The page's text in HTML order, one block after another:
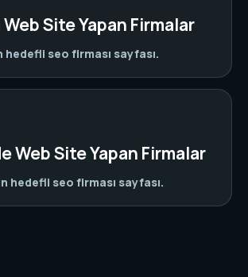
Site Yapan Firmalar
seo firması sayfası.
Web Site Yapan Firmalar
hedefli seo firması sayfası.